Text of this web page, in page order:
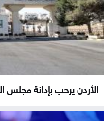
الأردن يرحب بإدانة